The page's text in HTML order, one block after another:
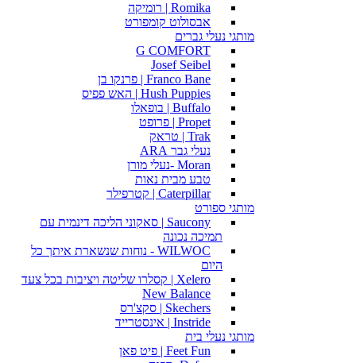
Romika | רומיקה
אבסולוט קומפורט
מותגי נעלי גברים
G COMFORT
Josef Seibel
Franco Bane | פרנקו בן
Hush Puppies | האש פפיס
Buffalo | בופאלו
Propet | פרופט
Trak | טראק
נעלי גבר ARA
Moran -נעלי מורן
טבע מבית נאות
Caterpillar | קטרפילר
מותגי ספורט
Saucony | סאקוני הליכה דינמית עם
תמיכה נכונה
WILWOC - נוחות שנשארת איתך כל
היום
Xelero | קסלרו שליטה ויציבות בכל צעד
New Balance
Skechers | סקצ'רס
Instride | אינסטרייד
מותגי נעלי בית
Feet Fun | פיט פאן